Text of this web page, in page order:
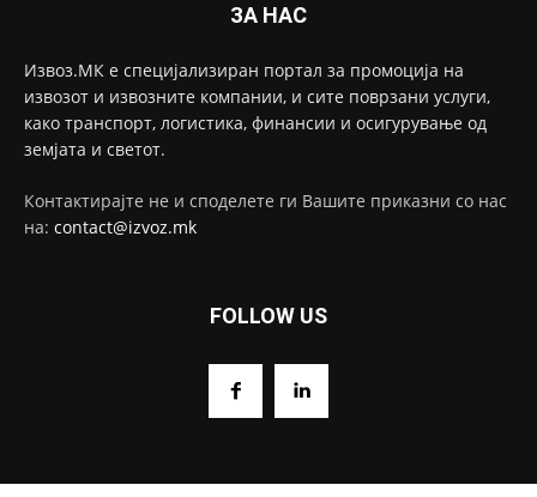
ЗА НАС
Извоз.МК е специјализиран портал за промоција на
извозот и извозните компании, и сите поврзани услуги,
како транспорт, логистика, финансии и осигурување од
земјата и светот.
Контактирајте не и споделете ги Вашите приказни со нас
на: contact@izvoz.mk
FOLLOW US